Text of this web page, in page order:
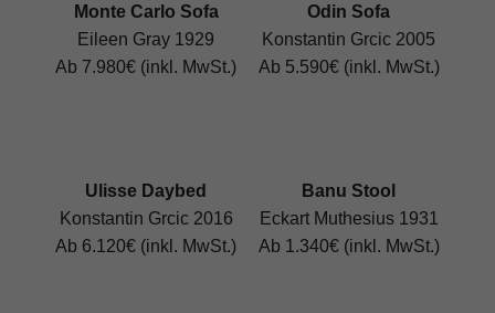
Monte Carlo Sofa
Eileen Gray 1929
Ab 7.980€ (inkl. MwSt.)
Odin Sofa
Konstantin Grcic 2005
Ab 5.590€ (inkl. MwSt.)
Ulisse Daybed
Konstantin Grcic 2016
Ab 6.120€ (inkl. MwSt.)
Banu Stool
Eckart Muthesius 1931
Ab 1.340€ (inkl. MwSt.)